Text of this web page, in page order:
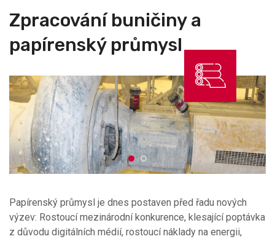
Zpracování buničiny a
papírenský průmysl
Papírenský průmysl je dnes postaven před řadu nových
výzev: Rostoucí mezinárodní konkurence, klesající poptávka
z důvodu digitálních médií, rostoucí náklady na energii,